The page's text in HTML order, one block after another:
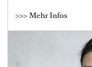
>>> Mehr Infos